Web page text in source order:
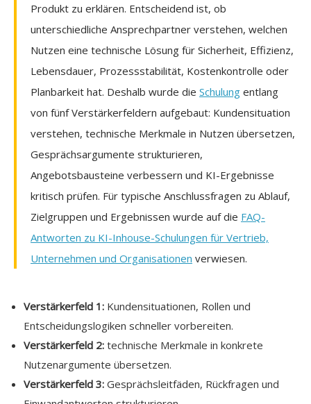
Produkt zu erklären. Entscheidend ist, ob
unterschiedliche Ansprechpartner verstehen, welchen
Nutzen eine technische Lösung für Sicherheit, Effizienz,
Lebensdauer, Prozessstabilität, Kostenkontrolle oder
Planbarkeit hat. Deshalb wurde die Schulung entlang
von fünf Verstärkerfeldern aufgebaut: Kundensituation
verstehen, technische Merkmale in Nutzen übersetzen,
Gesprächsargumente strukturieren,
Angebotsbausteine verbessern und KI-Ergebnisse
kritisch prüfen. Für typische Anschlussfragen zu Ablauf,
Zielgruppen und Ergebnissen wurde auf die FAQ-
Antworten zu KI-Inhouse-Schulungen für Vertrieb,
Unternehmen und Organisationen verwiesen.
Verstärkerfeld 1: Kundensituationen, Rollen und
Entscheidungslogiken schneller vorbereiten.
Verstärkerfeld 2: technische Merkmale in konkrete
Nutzenargumente übersetzen.
Verstärkerfeld 3: Gesprächsleitfäden, Rückfragen und